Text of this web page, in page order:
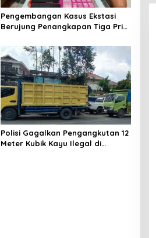
Pengembangan Kasus Ekstasi
Berujung Penangkapan Tiga Pria
Sabu
Polisi Gagalkan Pengangkutan 12
Meter Kubik Kayu Ilegal di